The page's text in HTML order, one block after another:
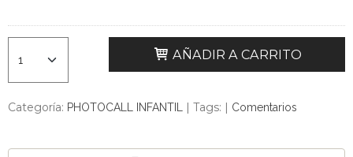
AÑADIR A CARRITO
Categoría: PHOTOCALL INFANTIL | Tags: | Comentarios